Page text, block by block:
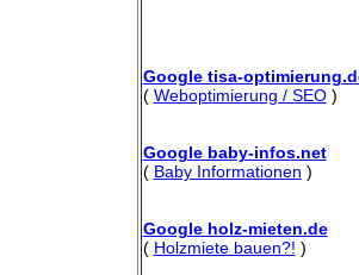
Google tisa-
( Weboptimierung / SEO)
Google baby-infos.net
( Baby Informationen )
Google holz-mieten.de
( Holzmiete bauen?! )